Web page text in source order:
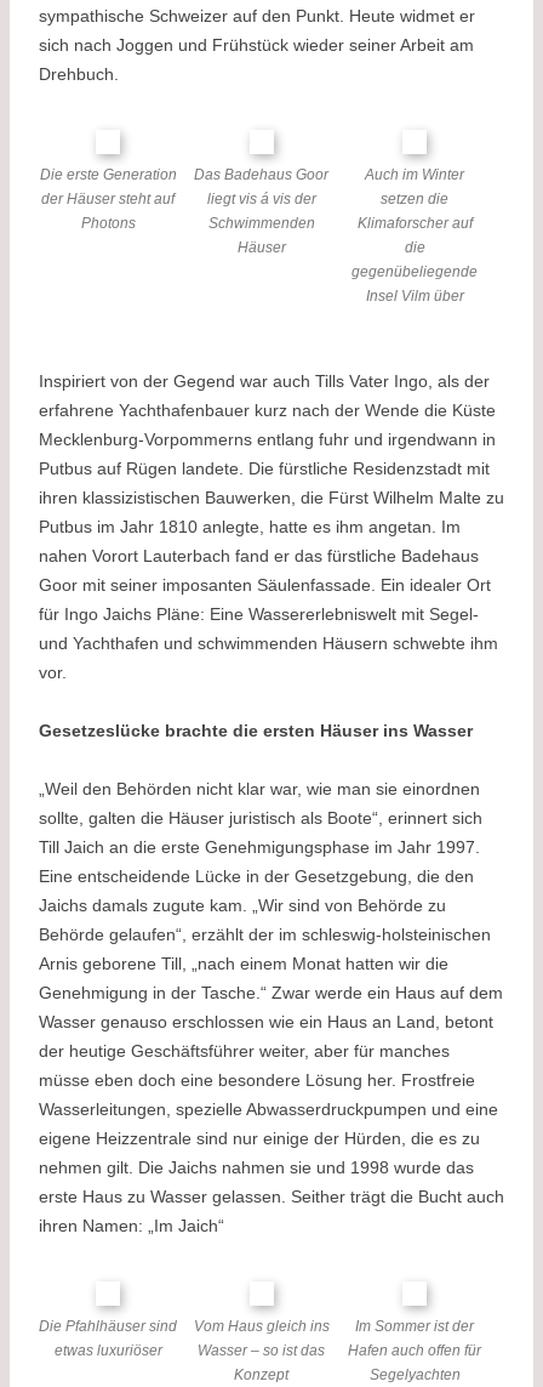
sympathische Schweizer auf den Punkt. Heute widmet er
sich nach Joggen und Frühstück wieder seiner Arbeit am
Drehbuch.
Die erste Generation
der Häuser steht auf
Photons
Das Badehaus Goor
liegt vis á vis der
Schwimmenden
Häuser
Auch im Winter
setzen die
Klimaforscher auf
die
gegenübeliegende
Insel Vilm über
Inspiriert von der Gegend war auch Tills Vater Ingo, als der
erfahrene Yachthafenbauer kurz nach der Wende die Küste
Mecklenburg-Vorpommerns entlang fuhr und irgendwann in
Putbus auf Rügen landete. Die fürstliche Residenzstadt mit
ihren klassizistischen Bauwerken, die Fürst Wilhelm Malte zu
Putbus im Jahr 1810 anlegte, hatte es ihm angetan. Im
nahen Vorort Lauterbach fand er das fürstliche Badehaus
Goor mit seiner imposanten Säulenfassade. Ein idealer Ort
für Ingo Jaichs Pläne: Eine Wassererlebniswelt mit Segel-
und Yachthafen und schwimmenden Häusern schwebte ihm
vor.
Gesetzeslücke brachte die ersten Häuser ins Wasser
„Weil den Behörden nicht klar war, wie man sie einordnen
sollte, galten die Häuser juristisch als Boote“, erinnert sich
Till Jaich an die erste Genehmigungsphase im Jahr 1997.
Eine entscheidende Lücke in der Gesetzgebung, die den
Jaichs damals zugute kam. „Wir sind von Behörde zu
Behörde gelaufen“, erzählt der im schleswig-holsteinischen
Arnis geborene Till, „nach einem Monat hatten wir die
Genehmigung in der Tasche.“ Zwar werde ein Haus auf dem
Wasser genauso erschlossen wie ein Haus an Land, betont
der heutige Geschäftsführer weiter, aber für manches
müsse eben doch eine besondere Lösung her. Frostfreie
Wasserleitungen, spezielle Abwasserdruckpumpen und eine
eigene Heizzentrale sind nur einige der Hürden, die es zu
nehmen gilt. Die Jaichs nahmen sie und 1998 wurde das
erste Haus zu Wasser gelassen. Seither trägt die Bucht auch
ihren Namen: „Im Jaich“
Die Pfahlhäuser sind
etwas luxuriöser
Vom Haus gleich ins
Wasser – so ist das
Konzept
Im Sommer ist der
Hafen auch offen für
Segelyachten